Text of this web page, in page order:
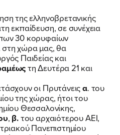
της ελληνοβρετανικής
εκπαίδευση, σε συνέχεια
30 κορυφαίων
χώρα μας, θα
Παιδείας και
τη Δευτέρα 21 και
οι Πρυτάνειςα. του
της χώρας, ήτοι του
Θεσσαλονίκης,
, β.του αρχαιότερου ΑΕΙ,
Πανεπιστημίου
τους τους
τόπου του
της Βουλευτού
τους τους
τόπου του
της Βουλευτού